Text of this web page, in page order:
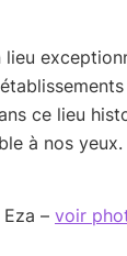
lieu
ce lieu
à nos yeux.
– voir